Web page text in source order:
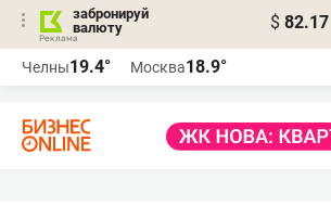
забронируй
валюту
$ 82.17
Челны19.4° Москва18.9°